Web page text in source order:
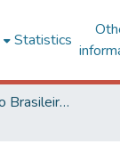
Statistics
SBQP - Simpósio Brasileiro de Qualidade do Projeto no Ambiente Construído